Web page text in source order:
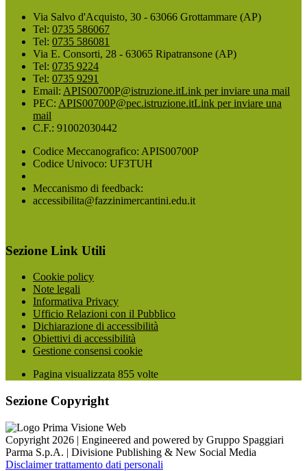
Via Salvo d'Acquisto, 30 - 63066 Grottammare (AP)
Tel: 0735 586067
Tel: 0735 586081
Via E. Consorti, 28 - 63065 Ripatransone (AP)
Tel: 0735 9224
Tel: 0735 9291
Email: APIS00700P@istruzione.itLink per inviare una mail
PEC: APIS00700P@pec.istruzione.itLink per inviare una
mail
C.F.: 91002030442
Codice Meccanografico: APIS00700P
Codice Univoco: UF3TUH
Meccanismo di feedback:
accessibilita@fazzinimercantini.edu.it
Sezione Link Utili
Cookie policy
Note legali
Informativa Privacy
Ufficio Relazioni con il Pubblico
Dichiarazione di accessibilità
Obiettivi di accessibilità
Gestione consensi cookie
Pagina visualizzata 855 volte
Sezione Copyright
Copyright 2026 | Engineered and powered by Gruppo Spaggiari
Parma S.p.A. | Divisione Publishing & New Social Media
Disclaimer trattamento dati personali